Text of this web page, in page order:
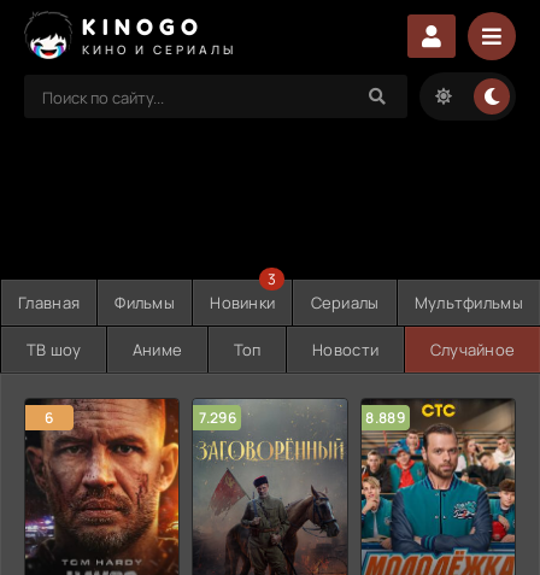
KINOGO
КИНО И СЕРИАЛЫ
Главная Фильмы Новинки
3
Сериалы Мультфильмы
ТВ шоу Аниме Топ Новости Случайное
6 7.296 8.889